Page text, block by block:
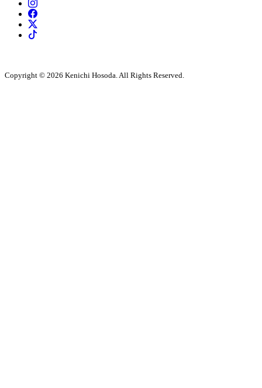
Copyright © 2026 Kenichi Hosoda. All Rights Reserved.